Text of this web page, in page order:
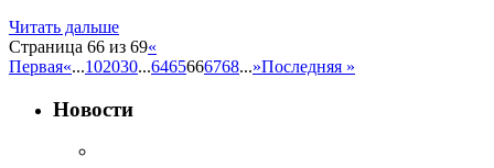
Читать дальше
Страница 66 из 69«
Первая«...102030...6465666768...»Последняя »
Новости